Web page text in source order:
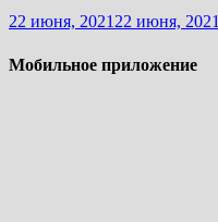
22 июня, 2021 22 июня, 2021
Мобильное приложение